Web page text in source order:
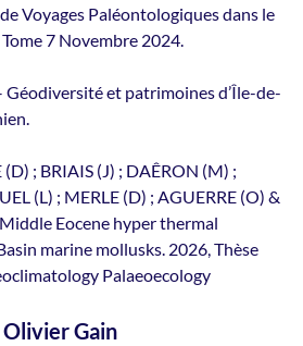
Voyages Paléontologiques dans le
7 Novembre 2024.
Géodiversité et patrimoines d’Île-de-
; BRIAIS (J) ; DAÊRON (M) ;
(L) ; MERLE (D) ; AGUERRE (O) &
Eocene hyper thermal
marine mollusks. 2026, Thèse
Palaeoecology
Olivier Gain